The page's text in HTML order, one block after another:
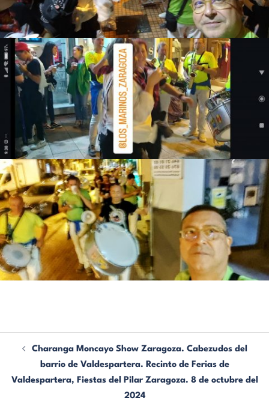
Charanga Moncayo Show Zaragoza. Cabezudos del
barrio de Valdespartera. Recinto de Ferias de
Valdespartera, Fiestas del Pilar Zaragoza. 8 de octubre del
2024